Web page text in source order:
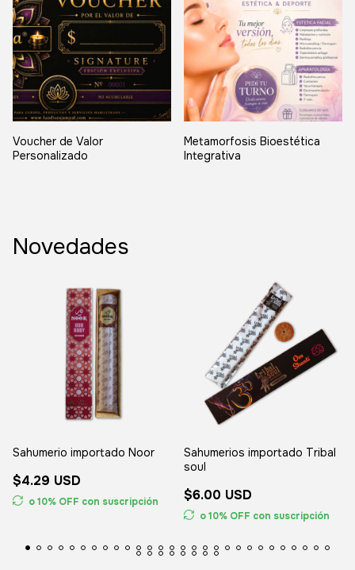
Voucher de Valor
Personalizado
Metamorfosis Bioestética
Integrativa
Novedades
Sahumerio importado Noor
$4.29 USD
o 10% OFF con suscripción
Sahumerios importado Tribal
soul
$6.00 USD
o 10% OFF con suscripción